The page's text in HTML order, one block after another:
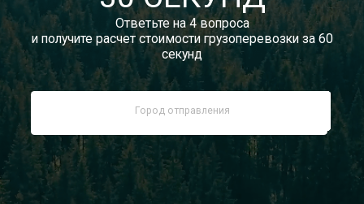
autotransport24@yandex.ru
Заказать звонок
Новости
Документы
Контакты
Ответьте на 4 вопроса
и получите расчет стоимости грузоперевозки за 60
секунд